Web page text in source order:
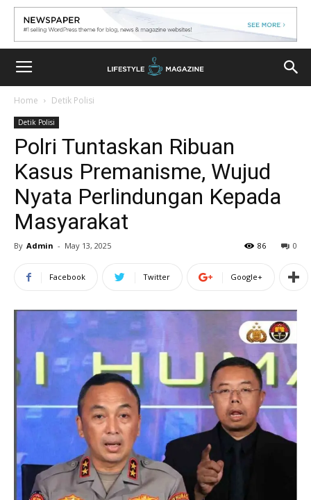
Home Detik Polisi
Detik Polisi
Polri Tuntaskan Ribuan
Kasus Premanisme, Wujud
Nyata Perlindungan Kepada
Masyarakat
By Admin - May 13, 2025 0
86
Facebook Twitter Google+